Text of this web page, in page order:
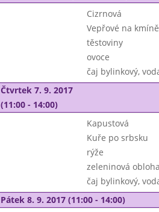
Cizrnová
Vepřové na kmíně
těstoviny
ovoce
čaj bylinkový,
Čtvrtek 7. 9. 2017
(11:00 - 14:00)
Kapustová
Kuře po srbsku
rýže
zeleninová
čaj bylinkový,
Pátek 8. 9. 2017 (11:00 - 14:00)